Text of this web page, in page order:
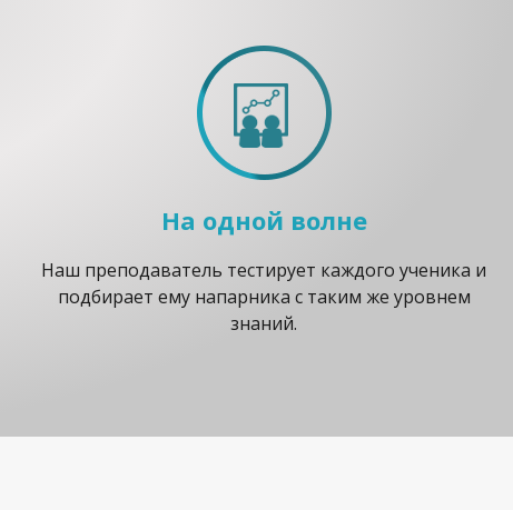
На одной волне
Наш преподаватель тестирует каждого ученика и
подбирает ему напарника с таким же уровнем
знаний.